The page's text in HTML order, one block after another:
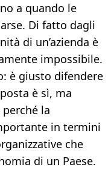
a quando le
Di fatto dagli
di un’azienda è
impossibile.
è giusto difendere
è sì, ma
la
in termini
che
di un Paese.